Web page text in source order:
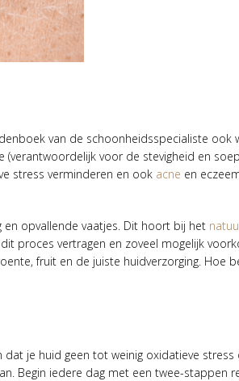
van de schoonheidsspecialiste ook
(verantwoordelijk voor de stevigheid en
stress verminderen en ook acne en
opvallende vaatjes. Dit hoort bij het
proces vertragen en zoveel mogelijk
fruit en de juiste huidverzorging. Hoe
je huid geen tot weinig oxidatieve
Begin iedere dag met een twee-stappen